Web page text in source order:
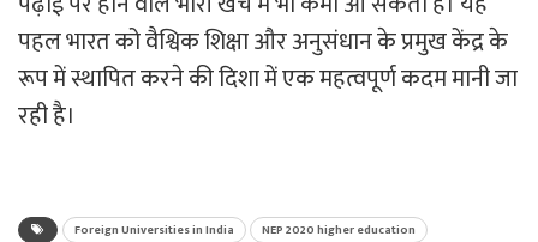
पहल भारत को वैश्विक शिक्षा और अनुसंधान के प्रमुख केंद्र के
रूप में स्थापित करने की दिशा में एक महत्वपूर्ण कदम मानी जा
रही है।
Foreign Universities in India
NEP 2020 higher education